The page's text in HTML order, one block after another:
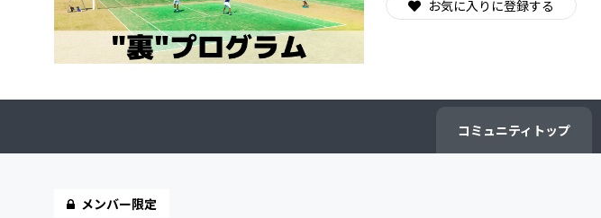
ビジネス・起業
チャレンジ
CAMPFIRE for Social Good
お気に入りに登録する
コミュニティ トップ
メンバー限定